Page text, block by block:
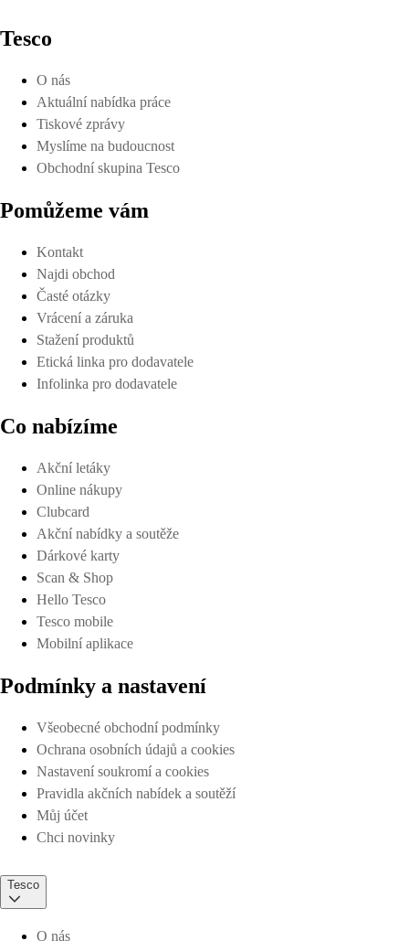
Tesco
O nás
Aktuální nabídka práce
Tiskové zprávy
Myslíme na budoucnost
Obchodní skupina Tesco
Pomůžeme vám
Kontakt
Najdi obchod
Časté otázky
Vrácení a záruka
Stažení produktů
Etická linka pro dodavatele
Infolinka pro dodavatele
Co nabízíme
Akční letáky
Online nákupy
Clubcard
Akční nabídky a soutěže
Dárkové karty
Scan & Shop
Hello Tesco
Tesco mobile
Mobilní aplikace
Podmínky a nastavení
Všeobecné obchodní podmínky
Ochrana osobních údajů a cookies
Nastavení soukromí a cookies
Pravidla akčních nabídek a soutěží
Můj účet
Chci novinky
Tesco
O nás